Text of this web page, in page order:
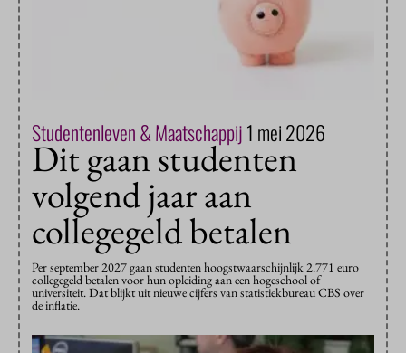
Studentenleven & Maatschappij1 mei 2026
Dit gaan studenten
volgend jaar aan
collegegeld betalen
Per september 2027 gaan studenten hoogstwaarschijnlijk 2.771 euro
collegegeld betalen voor hun opleiding aan een hogeschool of
universiteit. Dat blijkt uit nieuwe cijfers van statistiekbureau CBS over
de inflatie.